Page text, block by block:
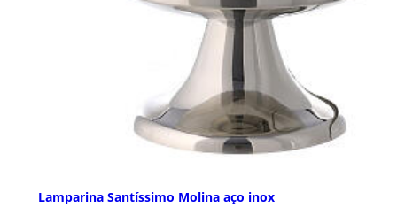
Lamparina Santíssimo Molina aço inox